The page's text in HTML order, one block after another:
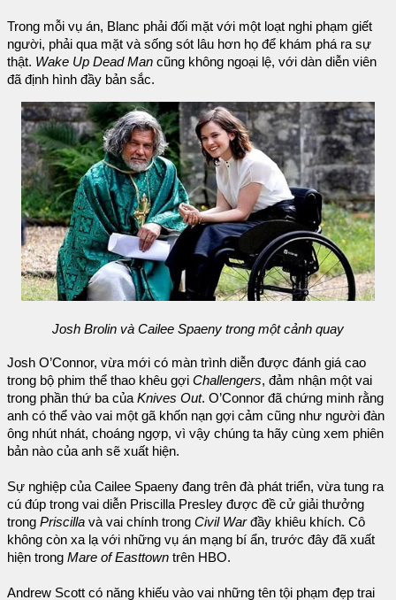
Trong mỗi vụ án, Blanc phải đối mặt với một loạt nghi phạm giết
người, phải qua mặt và sống sót lâu hơn họ để khám phá ra sự
thật. Wake Up Dead Man cũng không ngoại lệ, với dàn diễn viên
đã định hình đầy bản sắc.
Josh Brolin và Cailee Spaeny trong một cảnh quay
Josh O’Connor, vừa mới có màn trình diễn được đánh giá cao
trong bộ phim thể thao khêu gợi Challengers, đảm nhận một vai
trong phần thứ ba của Knives Out. O’Connor đã chứng minh rằng
anh có thể vào vai một gã khốn nạn gợi cảm cũng như người đàn
ông nhút nhát, choáng ngợp, vì vậy chúng ta hãy cùng xem phiên
bản nào của anh sẽ xuất hiện.
Sự nghiệp của Cailee Spaeny đang trên đà phát triển, vừa tung ra
cú đúp trong vai diễn Priscilla Presley được đề cử giải thưởng
trong Priscilla và vai chính trong Civil Warđầy khiêu khích. Cô
không còn xa lạ với những vụ án mạng bí ẩn, trước đây đã xuất
hiện trong Mare of Easttown trên HBO.
Andrew Scott có năng khiếu vào vai những tên tội phạm đẹp trai